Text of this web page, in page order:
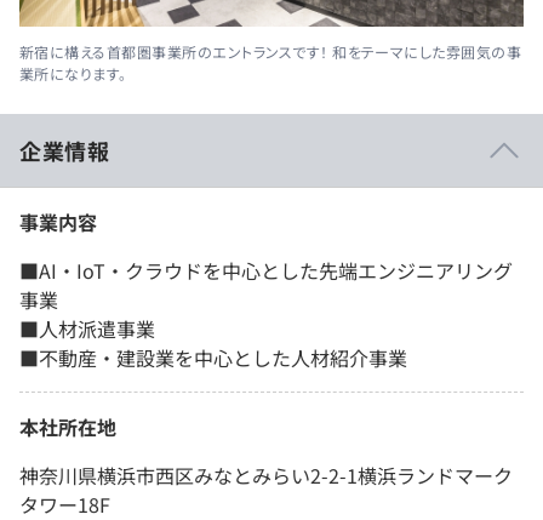
新宿に構える首都圏事業所のエントランスです！ 和をテーマにした雰囲気の事
業所になります。
企業情報
事業内容
■AI・IoT・クラウドを中心とした先端エンジニアリング
事業
■人材派遣事業
■不動産・建設業を中心とした人材紹介事業
本社所在地
神奈川県横浜市西区みなとみらい2-2-1横浜ランドマーク
タワー18F